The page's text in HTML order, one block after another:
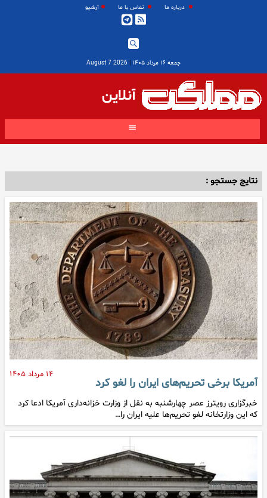
درباره ما تماس با ما آرشیو
جمعه ۱۶ مرداد ۱۴۰۵ |
2026 August 7
آنلاین
نتایج جستجو :
۱۴ مرداد ۱۴۰۵
آمریکا برخی تحریم‌های ایران را لغو کرد
خبرگزاری رویترز عصر چهارشنبه به نقل از وزارت خزانه‌داری آمریکا ادعا کرد
که این وزارتخانه لغو تحریم‌ها علیه ایران را…